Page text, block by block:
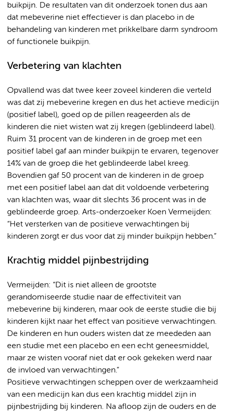
buikpijn. De resultaten van dit onderzoek tonen dus aan
dat mebeverine niet effectiever is dan placebo in de
behandeling van kinderen met prikkelbare darm syndroom
of functionele buikpijn.
Verbetering van klachten
Opvallend was dat twee keer zoveel kinderen die verteld
was dat zij mebeverine kregen en dus het actieve medicijn
(positief label), goed op de pillen reageerden als de
kinderen die niet wisten wat zij kregen (geblindeerd label).
Ruim 31 procent van de kinderen in de groep met een
positief label gaf aan minder buikpijn te ervaren, tegenover
14% van de groep die het geblindeerde label kreeg.
Bovendien gaf 50 procent van de kinderen in de groep
met een positief label aan dat dit voldoende verbetering
van klachten was, waar dit slechts 36 procent was in de
geblindeerde groep. Arts-onderzoeker Koen Vermeijden:
“Het versterken van de positieve verwachtingen bij
kinderen zorgt er dus voor dat zij minder buikpijn hebben.”
Krachtig middel pijnbestrijding
Vermeijden: “Dit is niet alleen de grootste
gerandomiseerde studie naar de effectiviteit van
mebeverine bij kinderen, maar ook de eerste studie die bij
kinderen kijkt naar het effect van positieve verwachtingen.
De kinderen en hun ouders wisten dat ze meededen aan
een studie met een placebo en een echt geneesmiddel,
maar ze wisten vooraf niet dat er ook gekeken werd naar
de invloed van verwachtingen.”
Positieve verwachtingen scheppen over de werkzaamheid
van een medicijn kan dus een krachtig middel zijn in
pijnbestrijding bij kinderen. Na afloop zijn de ouders en de